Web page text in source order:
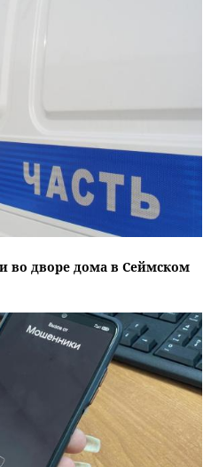
во дворе дома в Сеймском